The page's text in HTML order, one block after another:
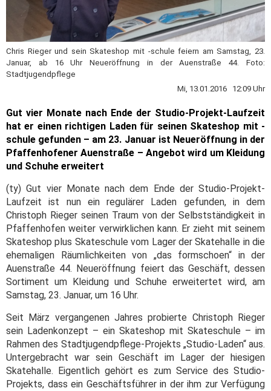
Chris Rieger und sein Skateshop mit -schule feiern am Samstag, 23.
Januar, ab 16 Uhr Neueröffnung in der Auenstraße 44. Foto:
Stadtjugendpflege
Mi, 13.01.2016 12:09 Uhr
Gut vier Monate nach Ende der Studio-Projekt-Laufzeit
hat er einen richtigen Laden für seinen Skateshop mit -
schule gefunden – am 23. Januar ist Neueröffnung in der
Pfaffenhofener Auenstraße – Angebot wird um Kleidung
und Schuhe erweitert
(ty) Gut vier Monate nach dem Ende der Studio-Projekt-
Laufzeit ist nun ein regulärer Laden gefunden, in dem
Christoph Rieger seinen Traum von der Selbstständigkeit in
Pfaffenhofen weiter verwirklichen kann. Er zieht mit seinem
Skateshop plus Skateschule vom Lager der Skatehalle in die
ehemaligen Räumlichkeiten von „das formschoen“ in der
Auenstraße 44. Neueröffnung feiert das Geschäft, dessen
Sortiment um Kleidung und Schuhe erweitertet wird, am
Samstag, 23. Januar, um 16 Uhr.
Seit März vergangenen Jahres probierte Christoph Rieger
sein Ladenkonzept – ein Skateshop mit Skateschule – im
Rahmen des Stadtjugendpflege-Projekts „Studio-Laden“ aus.
Untergebracht war sein Geschäft im Lager der hiesigen
Skatehalle. Eigentlich gehört es zum Service des Studio-
Projekts, dass ein Geschäftsführer in der ihm zur Verfügung